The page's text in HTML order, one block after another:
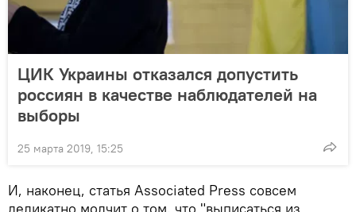
ЦИК Украины отказался допустить
россиян в качестве наблюдателей на
выборы
25 марта 2019, 15:25
И, наконец, статья Associated Press совсем
деликатно молчит о том, что "выписаться из